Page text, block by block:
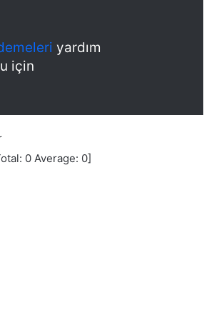
yardım
için
0 Average: 0]